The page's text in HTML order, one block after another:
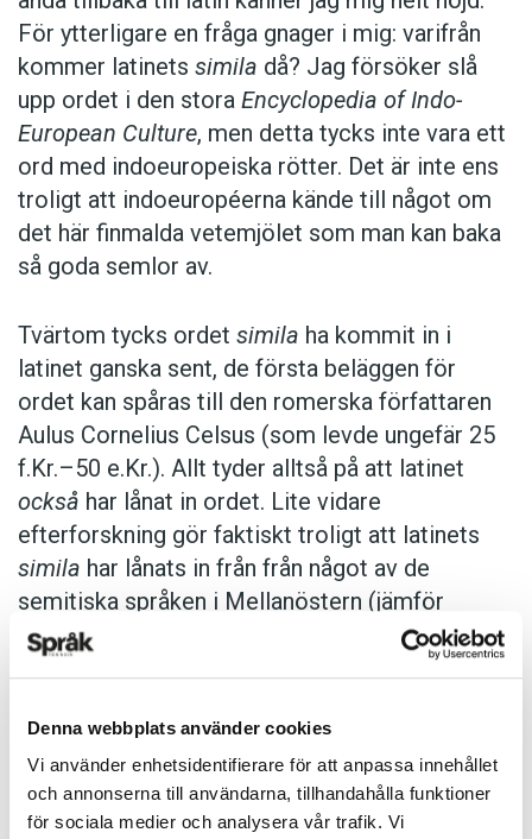
Denna webbplats använder cookies
Vi använder enhetsidentifierare för att anpassa innehållet
och annonserna till användarna, tillhandahålla funktioner
för sociala medier och analysera vår trafik. Vi
För ytterligare en fråga gnager i mig: varifrån
kommer latinets simila då? Jag försöker slå
upp ordet i den stora Encyclopedia of Indo-
European Culture, men detta tycks inte vara ett
ord med indoeuropeiska rötter. Det är inte ens
troligt att indoeuropéerna kände till något om
det här finmalda vetemjölet som man kan baka
så goda semlor av.
Tvärtom tycks ordet simila ha kommit in i
latinet ganska sent, de första beläggen för
ordet kan spåras till den romerska författaren
Aulus Cornelius Celsus (som levde ungefär 25
f.Kr.–50 e.Kr.). Allt tyder alltså på att latinet
också har lånat in ordet. Lite vidare
efterforskning gör faktiskt troligt att latinets
simila har lånats in från från något av de
semitiska språken i Mellanöstern (jämför
akkadiska
steg för steg får vi samtidigt möjlighet att följa
det finmalda vetets väg in i Europa från
Mellanöstern via Medelhavsregionen – där